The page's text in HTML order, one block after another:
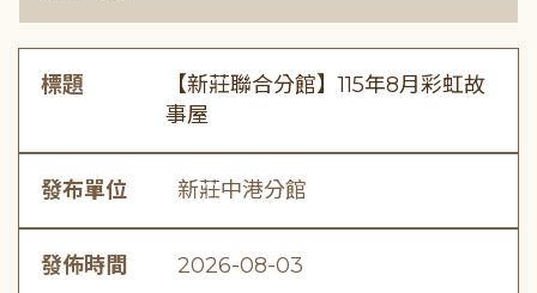
標題
【新莊聯合分館】115年8月彩虹故
事屋
發布單位 新莊中港分館
發佈時間 2026-08-03